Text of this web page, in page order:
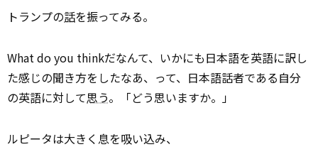
トランプの話を振ってみる。
What do you thinkだなんて、いかにも日本語を英語に訳し
た感じの聞き方をしたなあ、って、日本語話者である自分
の英語に対して思う。「どう思いますか。」
ルピータは大きく息を吸い込み、